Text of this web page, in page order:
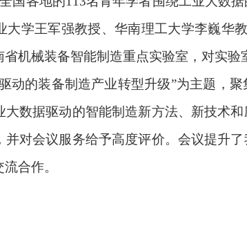
大学王军强教授、华南理工大学李巍华
机械装备智能制造重点实验室，对实验
动的装备制造产业转型升级”为主题，
数据驱动的智能制造新方法、新技术
对会议服务给予高度评价。会议提升
合作。